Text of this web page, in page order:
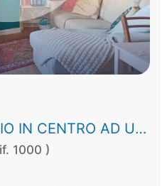
GRAZIOSO ALLOGGIO IN CENTRO AD ULTIMO PIANO
1000 )